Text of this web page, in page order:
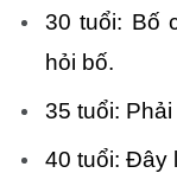
30 tuổi: Bố
hỏi bố.
35 tuổi:
40 tuổi: Đây